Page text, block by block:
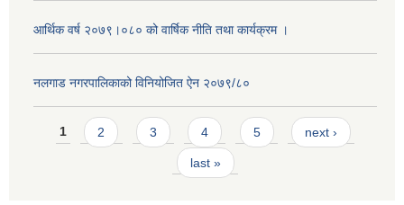
आर्थिक वर्ष २०७९।०८० को वार्षिक नीति तथा कार्यक्रम ।
नलगाड नगरपालिकाको विनियोजित ऐन २०७९/८०
Pages
1 2 3 4 5 next ›
last »